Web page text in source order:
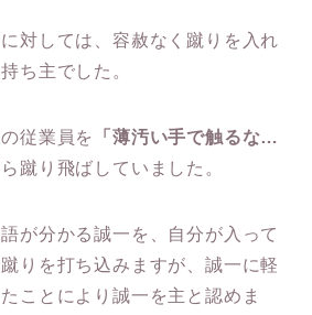
対しては、容赦なく蹴りを入れ
ち主でした。
従業員を
「薄汚い手で触るな…
蹴り飛ばしていました。
が分かる誠一を、自分が入って
りを打ち込みますが、誠一に軽
ことにより誠一を主と認めま